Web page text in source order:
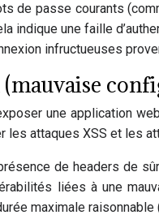
de passe courants
indique une faille
infructueuses
une application
les attaques XSS et les
de headers de
liées à une
maximale